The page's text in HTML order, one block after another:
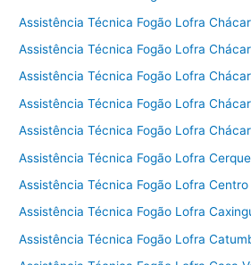
Assistência Técnica Fogão Lofra
Assistência Técnica Fogão Lofra
Assistência Técnica Fogão Lofra
Assistência Técnica Fogão Lofra
Assistência Técnica Fogão Lofra
Assistência Técnica Fogão Lofra
Assistência Técnica Fogão Lofra Centro
Assistência Técnica Fogão Lofra
Assistência Técnica Fogão Lofra